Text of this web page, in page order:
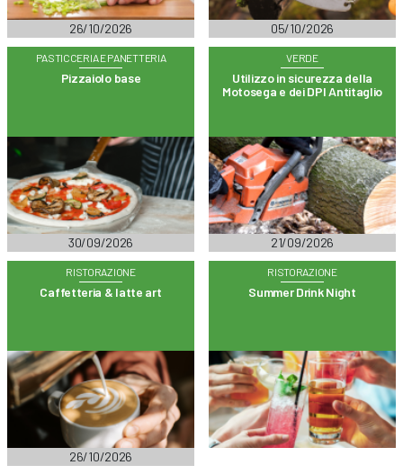
26/10/2026 05/10/2026
PASTICCERIA E PANETTERIA
Pizzaiolo base
30/09/2026
VERDE
Utilizzo in sicurezza della
Motosega e dei DPI Antitaglio
21/09/2026
RISTORAZIONE
Caffetteria & latte art
26/10/2026
RISTORAZIONE
Summer Drink Night